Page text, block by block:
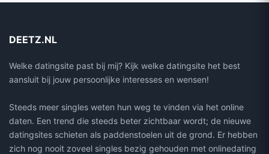
DEETZ.NL
Welke datingsite past bij mij? Kijk welke datingsite het best
aansluit bij jouw persoonlijke interesses en wensen!
Steeds meer singles weten hun weg te vinden via het online
daten. Een trend die steeds beter zichtbaar wordt; de nieuwe
datingsites schieten als paddenstoelen uit de grond. Er hebben
zich nog nooit zoveel singles bezig gehouden met onlinedating